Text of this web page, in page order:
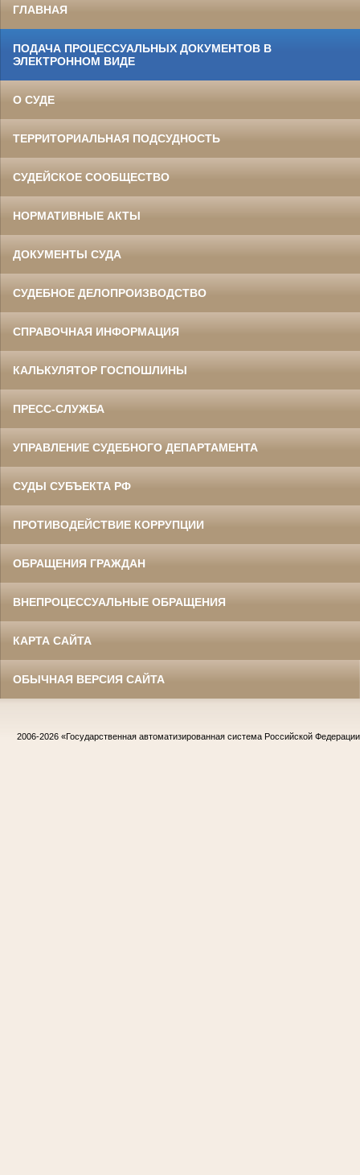
ГЛАВНАЯ
ПОДАЧА ПРОЦЕССУАЛЬНЫХ ДОКУМЕНТОВ В
ЭЛЕКТРОННОМ ВИДЕ
О СУДЕ
ТЕРРИТОРИАЛЬНАЯ ПОДСУДНОСТЬ
СУДЕЙСКОЕ СООБЩЕСТВО
НОРМАТИВНЫЕ АКТЫ
ДОКУМЕНТЫ СУДА
СУДЕБНОЕ ДЕЛОПРОИЗВОДСТВО
СПРАВОЧНАЯ ИНФОРМАЦИЯ
КАЛЬКУЛЯТОР ГОСПОШЛИНЫ
ПРЕСС-СЛУЖБА
УПРАВЛЕНИЕ СУДЕБНОГО ДЕПАРТАМЕНТА
СУДЫ СУБЪЕКТА РФ
ПРОТИВОДЕЙСТВИЕ КОРРУПЦИИ
ОБРАЩЕНИЯ ГРАЖДАН
ВНЕПРОЦЕССУАЛЬНЫЕ ОБРАЩЕНИЯ
КАРТА САЙТА
ОБЫЧНАЯ ВЕРСИЯ САЙТА
2006-2026 «Государственная автоматизированная система Российской